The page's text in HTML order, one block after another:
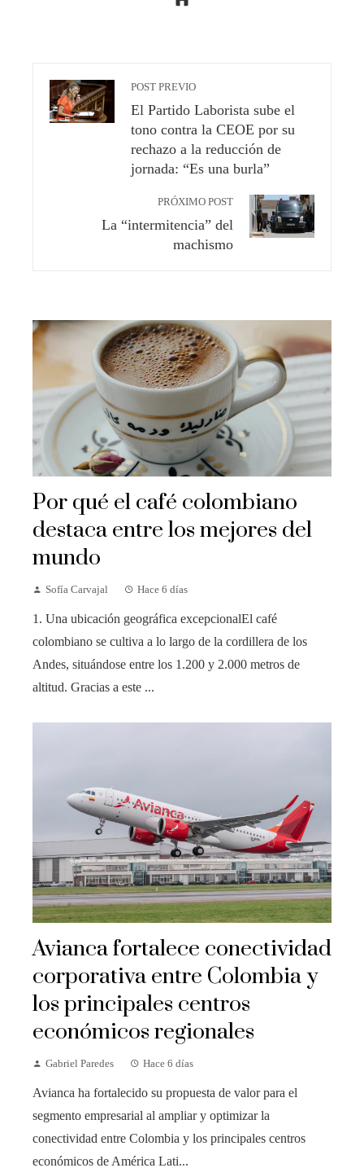
POST PREVIO
El Partido Laborista sube el
tono contra la CEOE por su
rechazo a la reducción de
jornada: “Es una burla”
PRÓXIMO POST
La “intermitencia” del
machismo
Por qué el café colombiano
destaca entre los mejores del
mundo
Sofía Carvajal Hace 6 días
1. Una ubicación geográfica excepcionalEl café
colombiano se cultiva a lo largo de la cordillera de los
Andes, situándose entre los 1.200 y 2.000 metros de
altitud. Gracias a este ...
Avianca fortalece conectividad
corporativa entre Colombia y
los principales centros
económicos regionales
Gabriel Paredes Hace 6 días
Avianca ha fortalecido su propuesta de valor para el
segmento empresarial al ampliar y optimizar la
conectividad entre Colombia y los principales centros
económicos de América Lati...